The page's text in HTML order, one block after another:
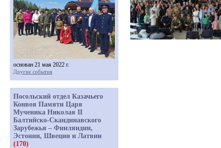
основан 21 мая 2022 г.
Другие события
Посольский отдел Казачьего
Конвоя Памяти Царя
Мученика Николая II
Балтийско-Скандинавского
Зарубежья – Финляндии,
Эстонии, Швеции и Латвии
(170)